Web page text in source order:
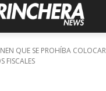
QUE SE PROHÍBA
FISCALES